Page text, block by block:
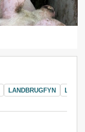
LANDBRUGFYN